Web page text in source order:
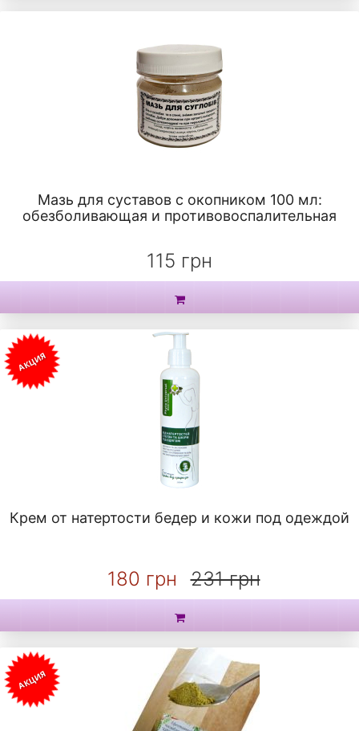
Мазь для суставов с окопником 100 мл:
обезболивающая и противовоспалительная
115 грн
Крем от натертости бедер и кожи под одеждой
АКЦИЯ
180 грн 231 грн
АКЦИЯ